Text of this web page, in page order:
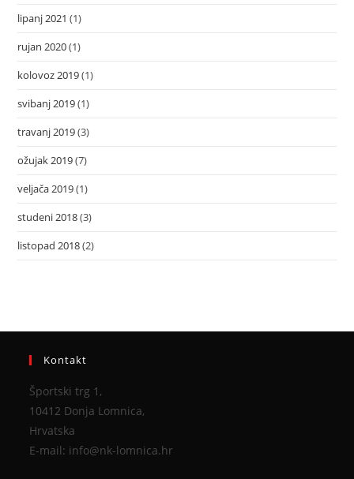
lipanj 2021 (1)
rujan 2020(1)
kolovoz 2019(1)
svibanj 2019(1)
travanj 2019(3)
ožujak 2019(7)
veljača 2019(1)
studeni 2018(3)
listopad 2018(2)
Kontakt
Športski trg 1,
10412 Donja Lomnica,
Hrvatska
E-mail: info@nk-lomnica.hr